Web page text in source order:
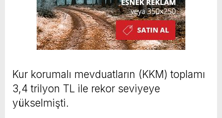
Kur korumalı mevduatların (KKM) toplamı
3,4 trilyon TL ile rekor seviyeye
yükselmişti.